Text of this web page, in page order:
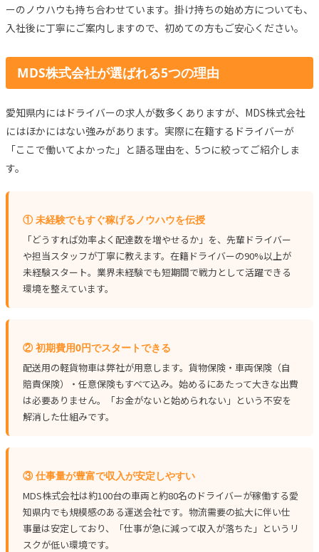
ーのノウハウも持ち合わせています。掛け持ちの始め方についても、
入社後に丁寧にご案内しますので、初めての方もご安心ください。
MDS株式会社が選ばれる5つの理由
愛知県内にはドライバーの求人が数多くありますが、MDS株式会社
にはほかにはない強みがあります。実際に在籍するドライバーが
「ここで働いてよかった」と語る理由を、5つに絞ってご紹介しま
す。
① 未経験でもすぐ稼げるノウハウを伝授
「どうすれば効率よく配達数を増やせるか」を、先輩ドライバー
や担当スタッフが丁寧に教えます。在籍ドライバーの90%以上が
未経験スタート。業界未経験でも短期間で戦力として活躍できる
環境を整えています。
② 初期費用0円でスタートできる
配送用の軽貨物車は弊社が用意します。貨物保険・車両保険（自
賠責保険）・任意保険もすべて込み。始めるにあたって大きな出費
は必要ありません。「お金がないと始められない」という不安を
解消した仕組みです。
③ 仕事量が豊富で収入が安定しやすい
MDS株式会社は約100台の車両と約80名のドライバーが稼働する愛
知県内でも規模感のある運送会社です。物流需要の拡大に伴い仕
事量は安定しており、「仕事が急に減って収入が落ちた」というリ
スクが低い環境です。